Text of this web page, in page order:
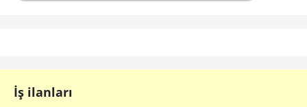
İş ilanları